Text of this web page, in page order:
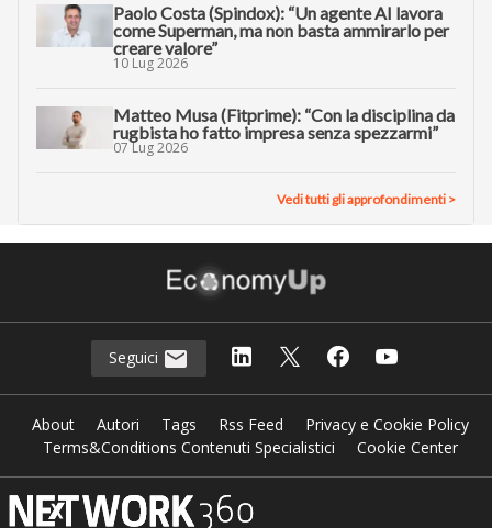
Paolo Costa (Spindox): “Un agente AI lavora
come Superman, ma non basta ammirarlo per
creare valore”
10 Lug 2026
Matteo Musa (Fitprime): “Con la disciplina da
rugbista ho fatto impresa senza spezzarmi”
07 Lug 2026
Vedi tutti gli approfondimenti >
Seguici
About Autori Tags Rss Feed
Privacy e Cookie Policy
Terms&Conditions Contenuti Specialistici
Cookie Center